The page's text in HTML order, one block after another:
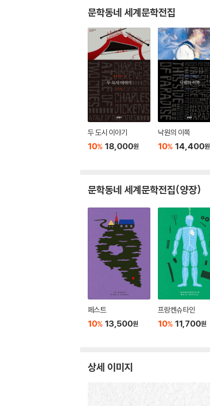
문학동네 세계문학전집
두 도시 이야기
10% 18,000원
낙원의 이쪽
10% 14,400원
문학동네 세계문학전집(양장)
페스트
10% 13,500원
프랑켄슈타인
10% 11,700원
상세 이미지